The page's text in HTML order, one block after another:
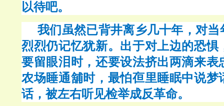
以待吧。
我们虽然已背井离乡几十年，对
烈烈仍记忆犹新。出于对上边的恐惧
要留眼泪时，还要设法挤出两滴来表
农场睡通舖时，最怕亱里睡眠中说梦
话，被左右听见检举成反革命。